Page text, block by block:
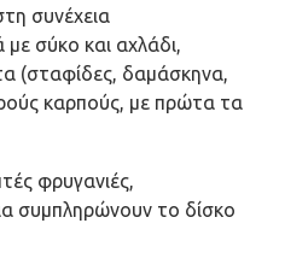
συνέχεια
σύκο και αχλάδι,
(σταφίδες, δαμάσκηνα,
καρπούς, με πρώτα τα
φρυγανιές,
συμπληρώνουν το δίσκο